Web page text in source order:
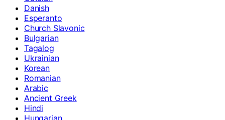
Danish
Esperanto
Church Slavonic
Bulgarian
Tagalog
Ukrainian
Korean
Romanian
Arabic
Ancient Greek
Hindi
Hungarian